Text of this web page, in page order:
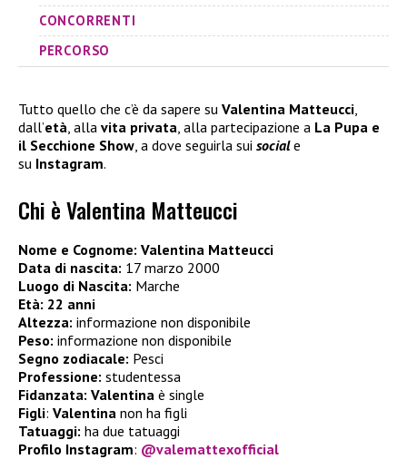
CONCORRENTI
PERCORSO
Tutto quello che c’è da sapere su Valentina Matteucci,
dall’età, alla vita privata, alla partecipazione a La Pupa e
il Secchione Show, a dove seguirla sui sociale
su Instagram.
Chi è Valentina Matteucci
Nome e Cognome: Valentina Matteucci
Data di nascita: 17 marzo 2000
Luogo di Nascita: Marche
Età: 22 anni
Altezza: informazione non disponibile
Peso: informazione non disponibile
Segno zodiacale: Pesci
Professione: studentessa
Fidanzata: Valentina è single
Figli: Valentina non ha figli
Tatuaggi: ha due tatuaggi
Profilo Instagram: @valemattexofficial